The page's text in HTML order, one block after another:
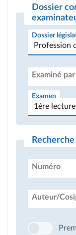
Dossier
Dossier
Examiné par
Examen
Numéro
Auteur/